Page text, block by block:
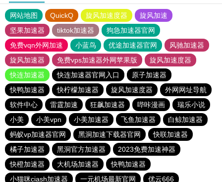
网站地图 QuickQ 旋风加速度器
旋风加速
坚果加速器
tiktok加速器
狗急加速器官网
免费vqn外网加速
小蓝鸟 优途加速器官网
风驰加速器
旋风加速器
免费vps加速器外网苹果版
旋风加速度器
快连加速器
快连加速器官网入口
原子加速器
快鸭加速器
快柠檬加速器 旋风加速度器
外网网址导航
软件中心
雷霆加速 狂飙加速器 哔咔漫画
瑞乐小说
小美
小美vpn 小美加速器 飞鱼加速器
白鲸加速器
蚂蚁vp加速器官网
黑洞加速下载器官网
快联加速器
橘子加速器
黑洞官方加速器
2023免费加速神器
快橙加速器
大机场加速器
快鸭加速器
小猫咪ciash加速器
一元机场最新官网 优云666